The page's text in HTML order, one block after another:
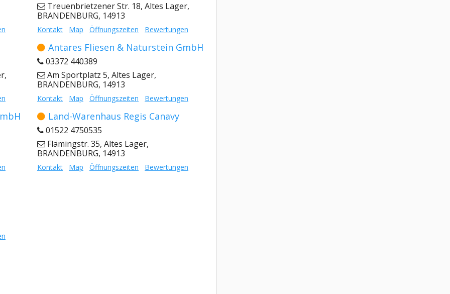
Treuenbrietzener Str. 18, Altes Lager,
BRANDENBURG, 14913
Kontakt Map Öffnungszeiten Bewertungen
Antares Fliesen & Naturstein GmbH
03372 440389
Am Sportplatz 5, Altes Lager,
BRANDENBURG, 14913
Kontakt Map Öffnungszeiten Bewertungen
Land-Warenhaus Regis Canavy
01522 4750535
Flämingstr. 35, Altes Lager,
BRANDENBURG, 14913
Kontakt Map Öffnungszeiten Bewertungen